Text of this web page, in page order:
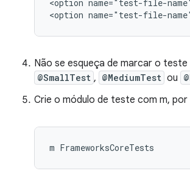
<option name="test-file-
Não se esqueça de marcar o
@SmallTest , @MediumTest ou
Crie o módulo de teste com m, por